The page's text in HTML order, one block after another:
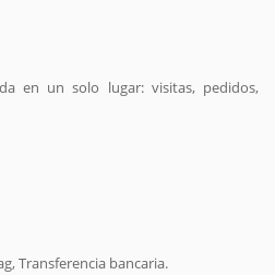
en un solo lugar: visitas, pedidos,
Transferencia bancaria.